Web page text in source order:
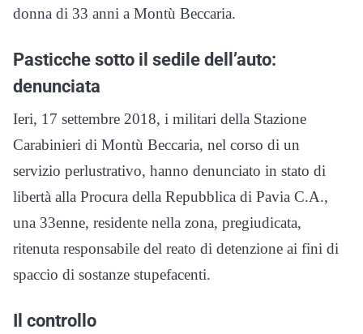
donna di 33 anni a Montù Beccaria.
Pasticche sotto il sedile dell’auto:
denunciata
Ieri, 17 settembre 2018, i militari della Stazione
Carabinieri di Montù Beccaria, nel corso di un
servizio perlustrativo, hanno denunciato in stato di
libertà alla Procura della Repubblica di Pavia C.A.,
una 33enne, residente nella zona, pregiudicata,
ritenuta responsabile del reato di detenzione ai fini di
spaccio di sostanze stupefacenti.
Il controllo